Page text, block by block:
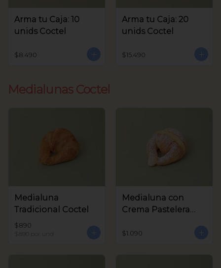
Arma tu Caja: 10
unids Coctel
$8.490
Arma tu Caja: 20
unids Coctel
$15.490
Medialunas Coctel
Medialuna
Tradicional Coctel
$890
$890 por und
Medialuna con
Crema Pastelera
$1.090